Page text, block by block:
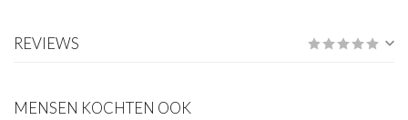
REVIEWS
MENSEN KOCHTEN OOK